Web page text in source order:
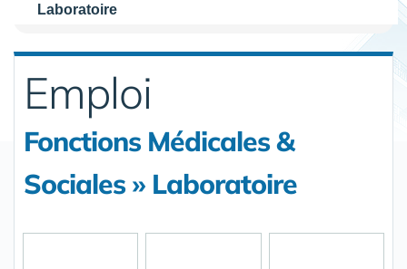
Laboratoire
Emploi
Fonctions Médicales &
Sociales » Laboratoire